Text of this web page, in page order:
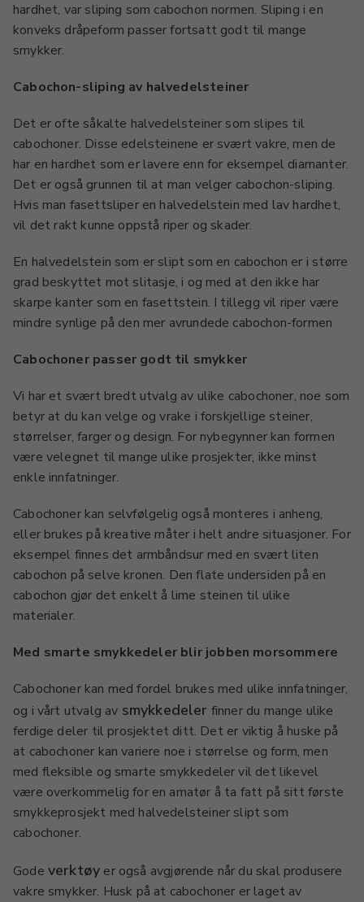
hardhet, var sliping som cabochon normen. Sliping i en
konveks dråpeform passer fortsatt godt til mange
smykker.
Cabochon-sliping av halvedelsteiner
Det er ofte såkalte halvedelsteiner som slipes til
cabochoner. Disse edelsteinene er svært vakre, men de
har en hardhet som er lavere enn for eksempel diamanter.
Det er også grunnen til at man velger cabochon-sliping.
Hvis man fasettsliper en halvedelstein med lav hardhet,
vil det rakt kunne oppstå riper og skader.
En halvedelstein som er slipt som en cabochon er i større
grad beskyttet mot slitasje, i og med at den ikke har
skarpe kanter som en fasettstein. I tillegg vil riper være
mindre synlige på den mer avrundede cabochon-formen
Cabochoner passer godt til smykker
Vi har et svært bredt utvalg av ulike cabochoner, noe som
betyr at du kan velge og vrake i forskjellige steiner,
størrelser, farger og design. For nybegynner kan formen
være velegnet til mange ulike prosjekter, ikke minst
enkle innfatninger.
Cabochoner kan selvfølgelig også monteres i anheng,
eller brukes på kreative måter i helt andre situasjoner. For
eksempel finnes det armbåndsur med en svært liten
cabochon på selve kronen. Den flate undersiden på en
cabochon gjør det enkelt å lime steinen til ulike
materialer.
Med smarte smykkedeler blir jobben morsommere
Cabochoner kan med fordel brukes med ulike innfatninger,
og i vårt utvalg av smykkedeler finner du mange ulike
ferdige deler til prosjektet ditt. Det er viktig å huske på
at cabochoner kan variere noe i størrelse og form, men
med fleksible og smarte smykkedeler vil det likevel
være overkommelig for en amatør å ta fatt på sitt første
smykkeprosjekt med halvedelsteiner slipt som
cabochoner.
Gode verktøy er også avgjørende når du skal produsere
vakre smykker. Husk på at cabochoner er laget av